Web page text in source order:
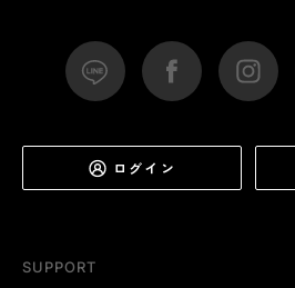
SUPPORT
ログイン